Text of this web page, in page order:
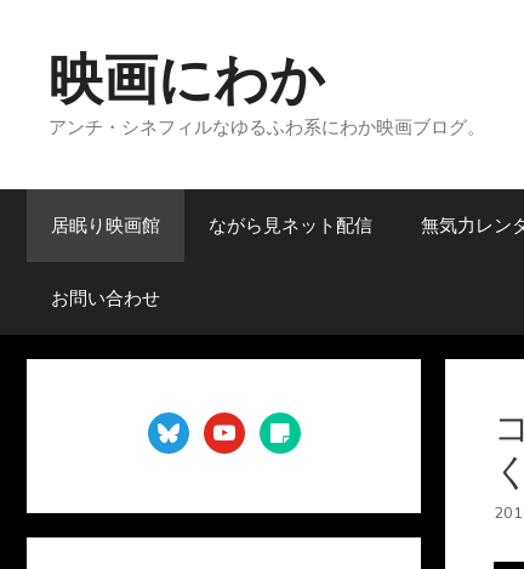
ス
映画にわか
アンチ・シネフィルなゆるふわ系にわか映画ブログ。
居眠り映画館 ながら見ネット配信 無気力レン
お問い合わせ
blueskyyoutubesticky-
note